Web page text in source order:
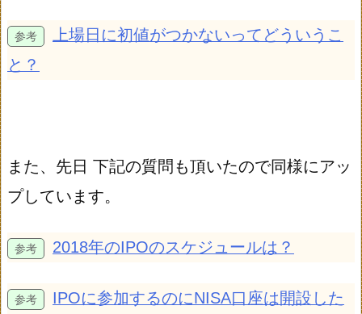
上場日に初値がつかないってどういうこ
と？
また、先日 下記の質問も頂いたので同様にアッ
プしています。
2018年のIPOのスケジュールは？
IPOに参加するのにNISA口座は開設した